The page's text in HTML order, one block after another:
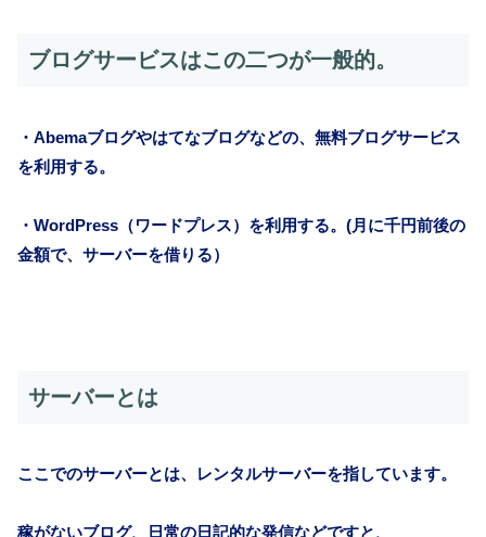
ブログサービスはこの二つが一般的。
・Abemaブログやはてなブログなどの、無料ブログサービス
を利用する。
・WordPress（ワードプレス）を利用する。(月に千円前後の
金額で、サーバーを借りる）
サーバーとは
ここでのサーバーとは、レンタルサーバーを指しています。
稼がないブログ、日常の日記的な発信などですと、